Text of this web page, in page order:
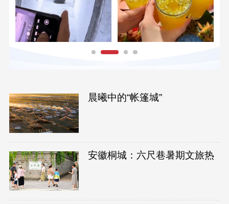
晨曦中的“帐篷城”
安徽桐城：六尺巷暑期文旅热